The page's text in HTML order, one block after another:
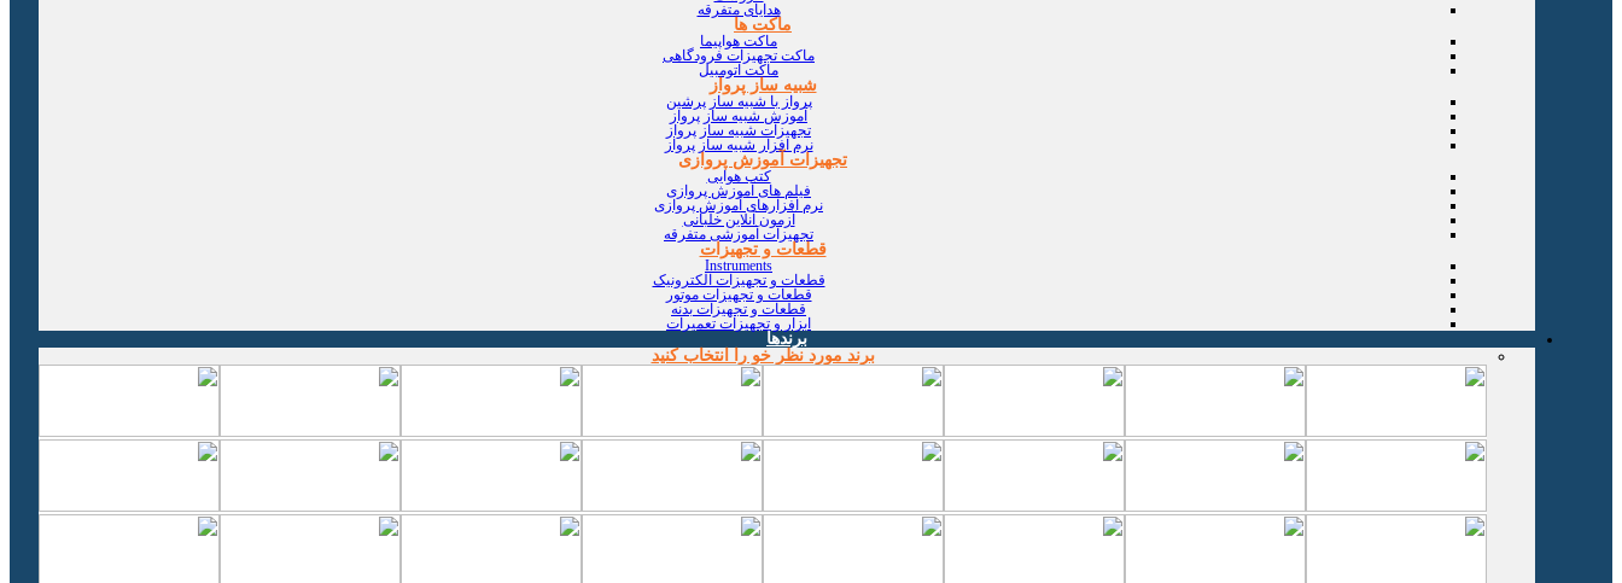
هدایای متفرقه
ماکت ها
ماکت هواپیما
ماکت تجهیزات فرودگاهی
ماکت اتومبیل
شبیه ساز پرواز
پرواز با شبیه ساز پرشین
آموزش شبیه ساز پرواز
تجهیزات شبیه ساز پرواز
نرم افزار شبیه ساز پرواز
تجهیزات آموزش پروازی
کتب هوایی
فیلم های آموزش پروازی
نرم افزارهای آموزش پروازی
آزمون آنلاین خلبانی
تجهیزات آموزشی متفرقه
قطعات و تجهیزات
Instruments
قطعات و تجهیزات الکترونیک
قطعات و تجهیزات موتور
قطعات و تجهیزات بدنه
ابزار و تجهیزات تعمیرات
برندها
برند مورد نظر خو را انتخاب کنید